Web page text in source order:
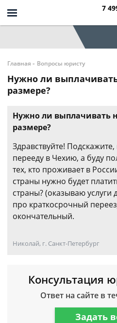
7
Главная - Вопросы юристу
Нужно ли
размере?
Нужно ли выплачивать
размере?
Здравствуйте!
перееду в Чехию, а буду
тех, кто проживает в
страны нужно будет
страны? (оказываю
про краткосрочный
окончательный.
Николай, г. Санкт-Петербург
Консультация
Ответ на сайте в
Задать